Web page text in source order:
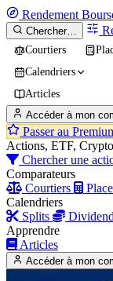
Rendement
Chercher…
Courtiers
Calendriers
Articles
Accéder à mon
Passer au
Actions, ETF,
Chercher une
Comparateurs
Courtiers
Calendriers
Splits
Apprendre
Articles
Accéder à mon